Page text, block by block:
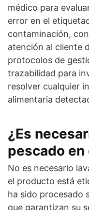
médico para
error en el
contaminación,
atención al cliente
protocolos de
trazabilidad para
resolver cualquier
alimentaria
¿Es
pescado en
No es necesario
el producto está
ha sido procesado
que garantizan su